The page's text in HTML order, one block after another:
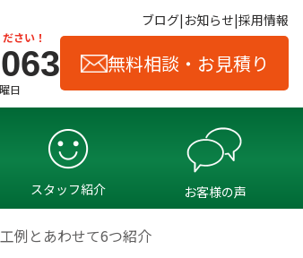
ブログ お知らせ 採用情報
さい！
日
無料相談・お見積り
スタッフ紹介 お客様の声
例とあわせて6つ紹介